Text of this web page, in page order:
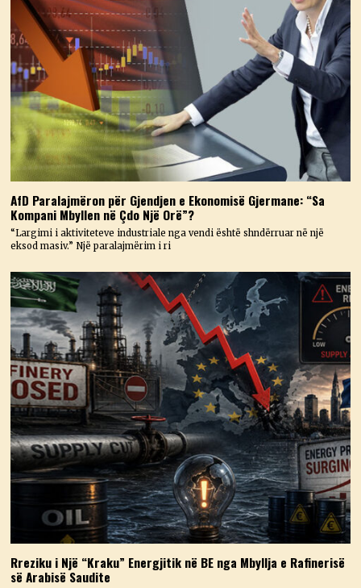
AfD Paralajmëron për Gjendjen e Ekonomisë Gjermane: “Sa
Kompani Mbyllen në Çdo Një Orë”?
“Largimi i aktiviteteve industriale nga vendi është shndërruar në një
eksod masiv.” Një paralajmërim i ri
Rreziku i Një “Kraku” Energjitik në BE nga Mbyllja e Rafinerisë
së Arabisë Saudite